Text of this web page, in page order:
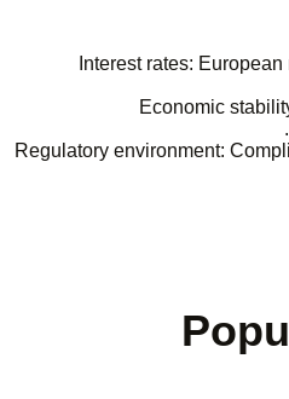
Interest rates:
Economic
Regulatory environment: